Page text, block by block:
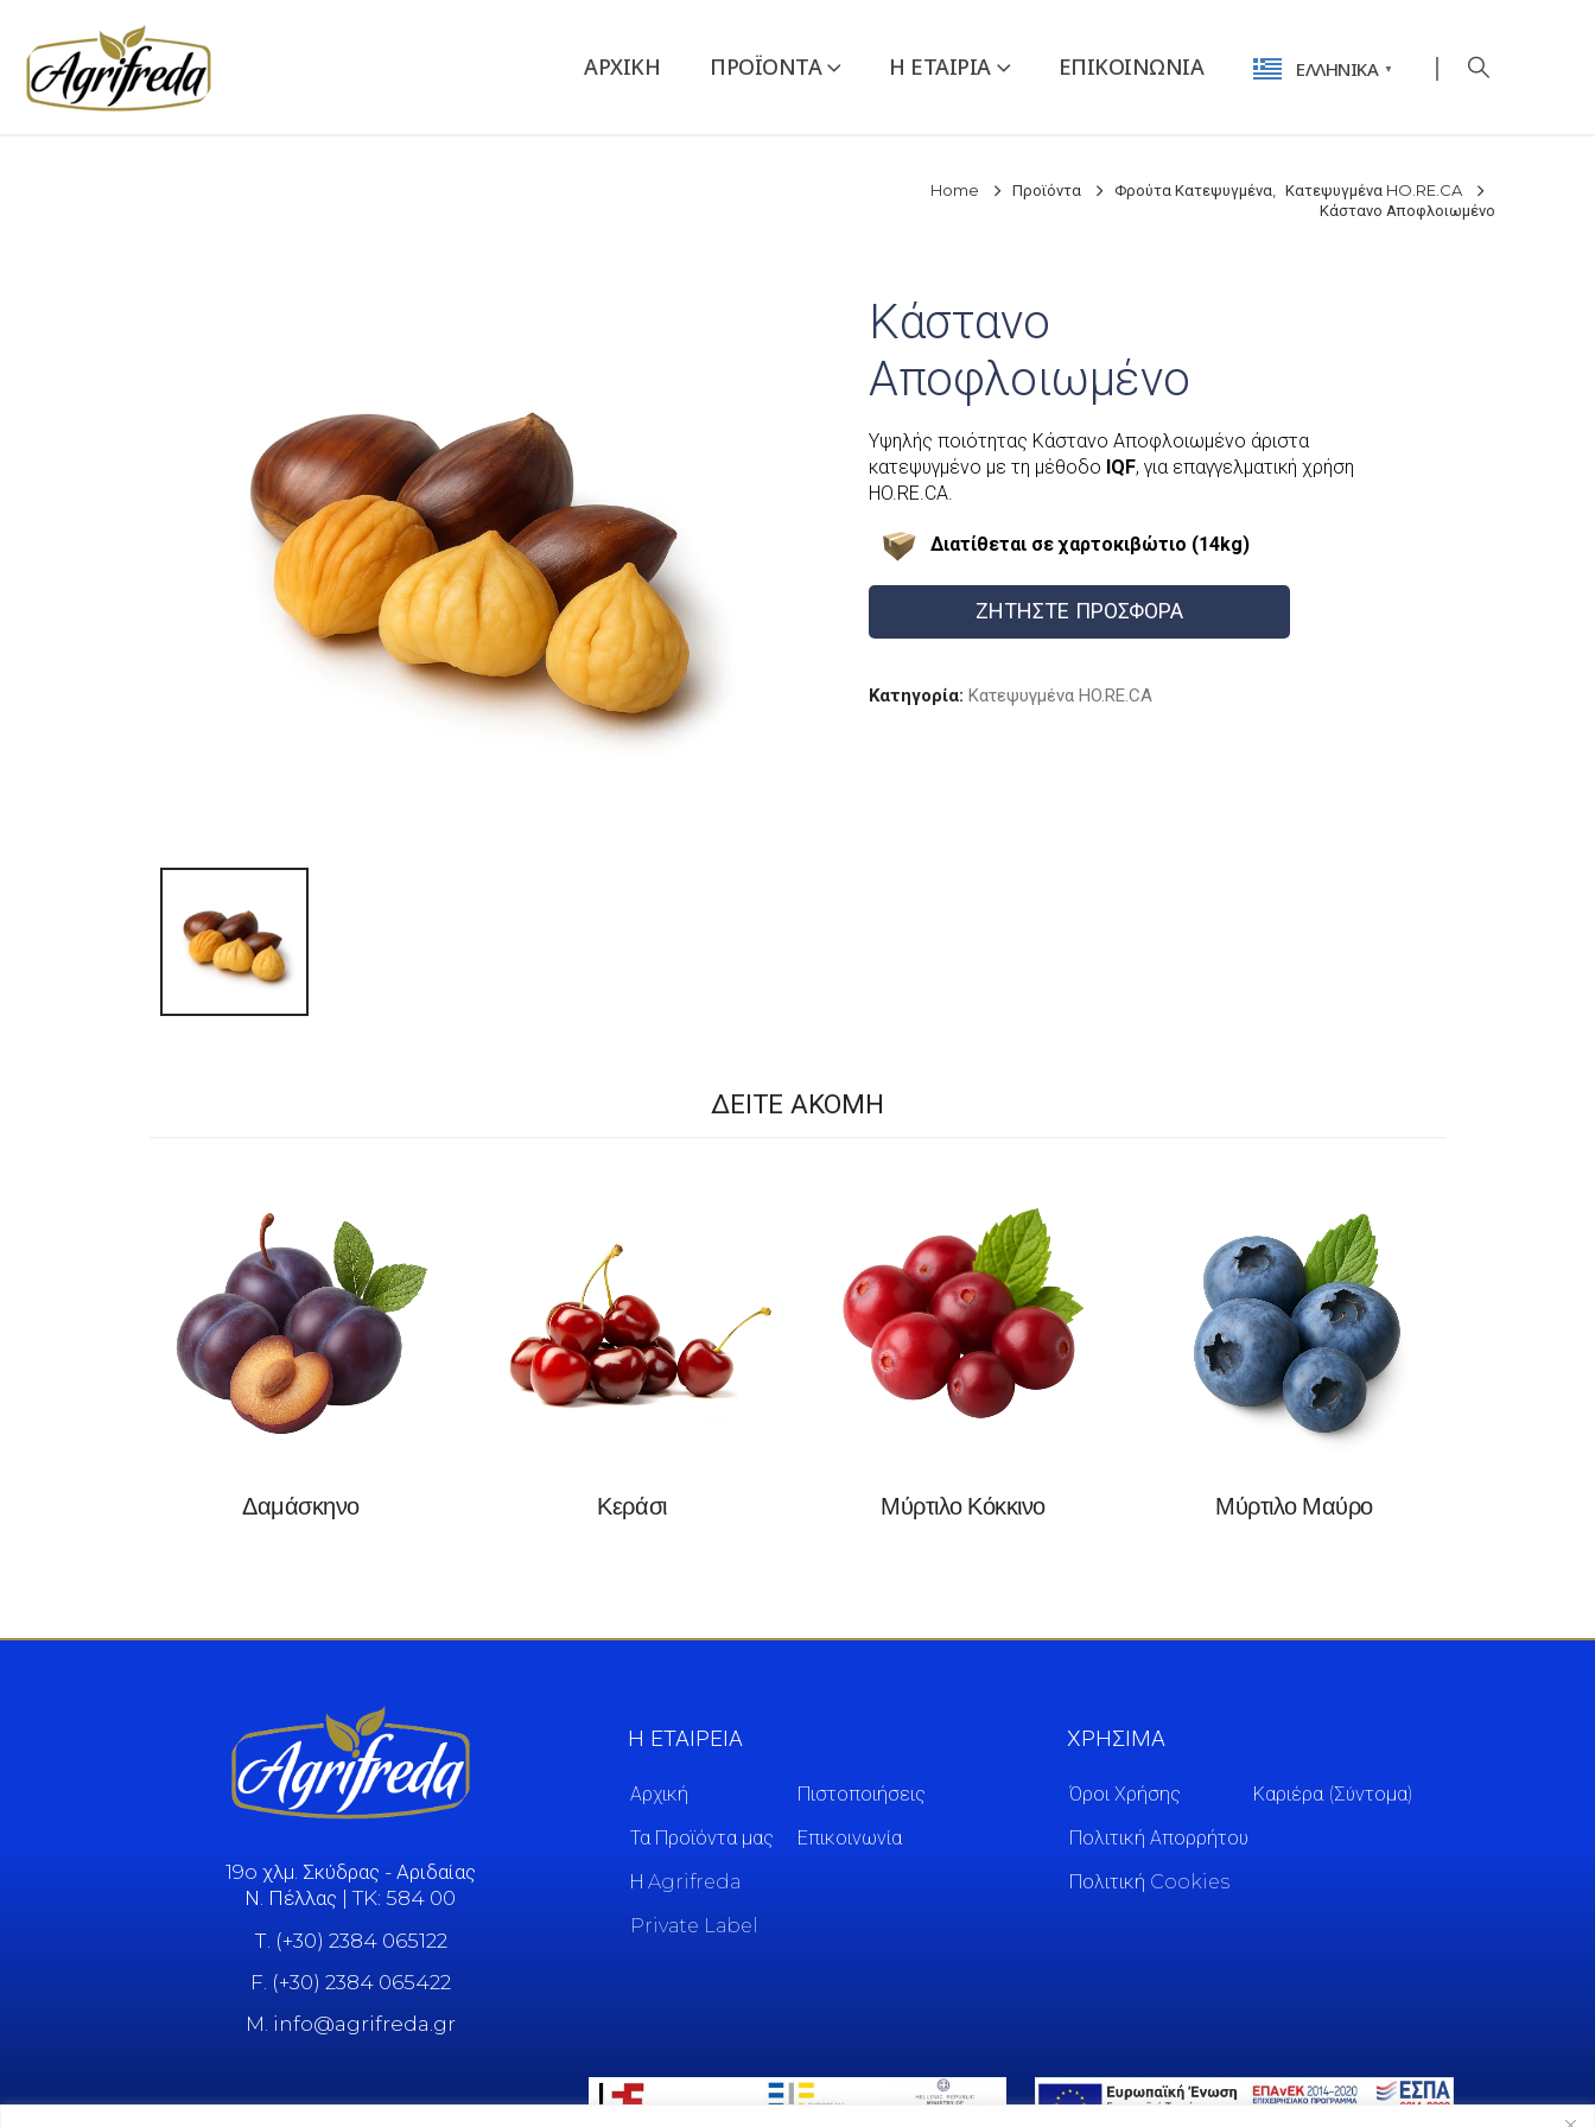
ΑΡΧΙΚΉ ΠΡΟΪΌΝΤΑ Η ΕΤΑΙΡΙΑ ΕΠΙΚΟΙΝΩΝΊΑ ΕΛΛΗΝΙΚΆ ▼
Home Προϊόντα Φρούτα Κατεψυγμένα
Κατεψυγμένα HO.RE.CA
Κάστανο Αποφλοιωμένο
Κάστανο
Αποφλοιωμένο
Υψηλής ποιότητας Κάστανο Αποφλοιωμένο άριστα
κατεψυγμένο με τη μέθοδο IQF, για επαγγελματική χρήση
HO.RE.CA.
Διατίθεται σε χαρτοκιβώτιο (14kg)
ΖΗΤΗΣΤΕ ΠΡΟΣΦΟΡΑ
Κατηγορία: Κατεψυγμένα HO.RE.CA
ΔΕΊΤΕ ΑΚΌΜΗ
Δαμάσκηνο Κεράσι Μύρτιλο Κόκκινο Μύρτιλο Μαύρο
19o χλμ. Σκύδρας - Αριδαίας
Ν. Πέλλας | TK: 584 00
Τ. (+30) 2384 065122
F. (+30) 2384 065422
M. info@agrifreda.gr
Η ΕΤΑΙΡΕΙΑ
Αρχική
Τα Προϊόντα μας
Η Agrifreda
Private Label
Πιστοποιήσεις
Επικοινωνία
ΧΡΗΣΙΜΑ
Όροι Χρήσης
Πολιτική Απορρήτου
Πολιτική Cookies
Καριέρα (Σύντομα)